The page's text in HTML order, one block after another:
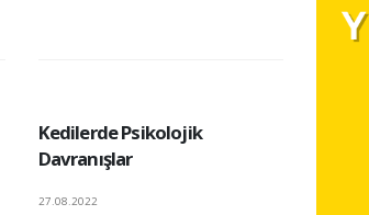
Kedilerde Psikolojik
Davranışlar
27.08.2022